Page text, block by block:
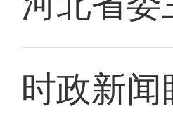
时政新闻